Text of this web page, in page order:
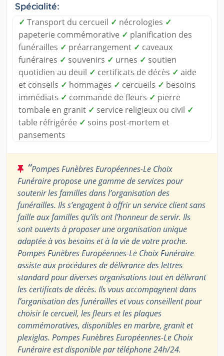
Spécialité:
✓ Transport du cercueil ✓ nécrologies ✓
papeterie commémorative ✓ planification des
funérailles ✓ préarrangement ✓ caveaux
funéraires ✓ souvenirs ✓ urnes ✓ soutien
quotidien au deuil ✓ certificats de décès ✓ aide
et conseils ✓ hommages ✓ cercueils ✓ besoins
immédiats ✓ commande de fleurs ✓ pierre
tombale en granit ✓ service religieux ou civil ✓
table réfrigérée ✓ soins post-mortem et
pansements
“Pompes Funèbres Européennes-Le Choix
Funéraire propose une gamme de services pour
soutenir les familles dans l’organisation des
funérailles. Ils s’engagent à offrir un service client sans
faille aux familles qu’ils ont l’honneur de servir. Ils
sont ouverts à proposer une organisation unique
adaptée à vos besoins et à la vie de votre proche.
Pompes Funèbres Européennes-Le Choix Funéraire
assiste aux procédures de délivrance des lettres
standard pour diverses organisations tout en délivrant
les certificats de décès. Ils vous accompagnent dans
l’organisation des funérailles et vous conseillent pour
choisir le cercueil, les fleurs et les plaques
commémoratives, disponibles en marbre, granit et
plexiglas. Pompes Funèbres Européennes-Le Choix
Funéraire est disponible par téléphone 24h/24.